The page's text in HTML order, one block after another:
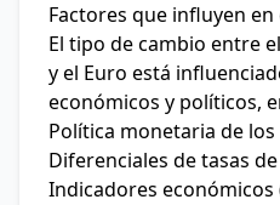
Factores que influyen
El tipo de cambio entre
y el Euro está
económicos y políticos,
Política monetaria de
Diferenciales de tasas
Indicadores económicos